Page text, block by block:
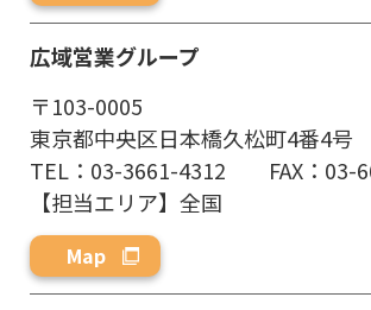
広域営業グループ
〒103-0005
東京都中央区日本橋久松町4番4
TEL：03-3661-4312 FAX：03-
【担当エリア】全国
Map